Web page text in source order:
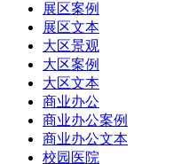
展区案例
展区文本
大区景观
大区案例
大区文本
商业办公
商业办公案例
商业办公文本
校园医院